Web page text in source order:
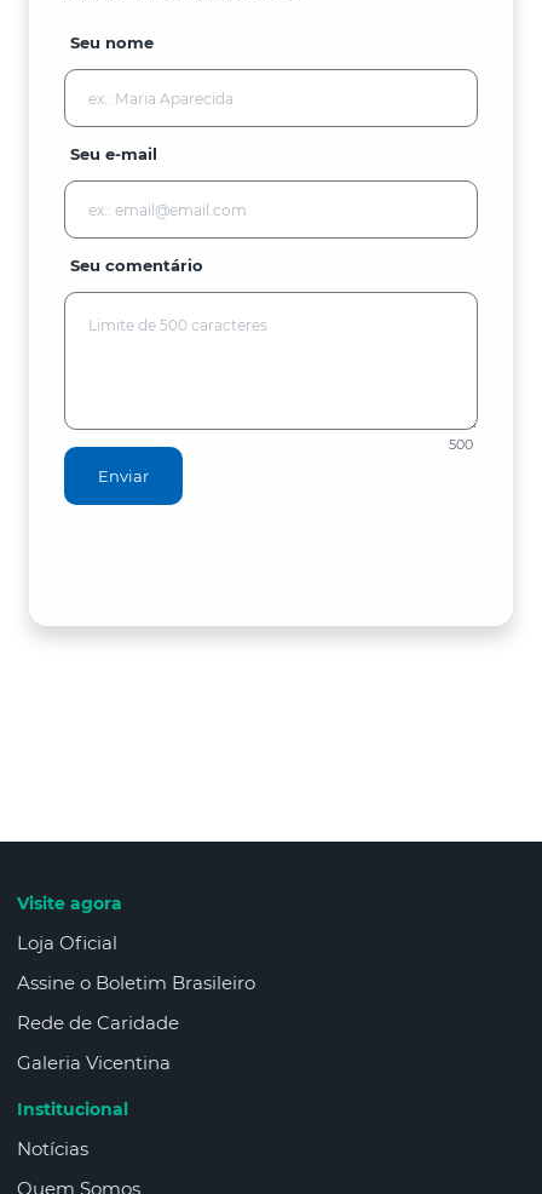
Seu nome
Seu e-mail
Seu comentário
500
Enviar
Visite agora
Loja Oficial
Assine o Boletim Brasileiro
Rede de Caridade
Galeria Vicentina
Institucional
Notícias
Quem Somos